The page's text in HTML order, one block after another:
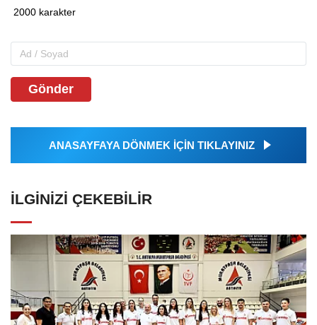
Gönder
ANASAYFAYA DÖNMEK İÇİN TIKLAYINIZ
İLGINIZI ÇEKEBILIR